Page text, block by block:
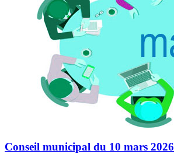
Conseil municipal du 10 mars 2026